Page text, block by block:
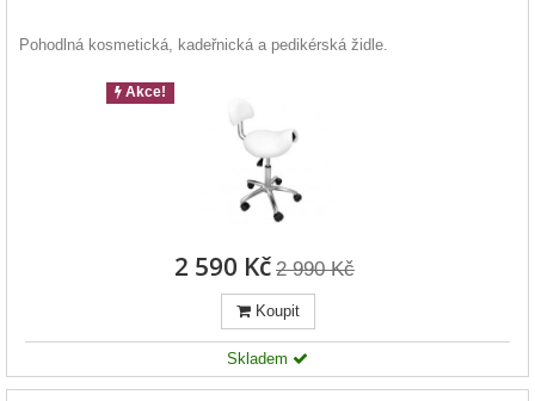
Pohodlná kosmetická, kadeřnická a pedikérská židle.
Akce!
2 590 Kč 2 990 Kč
Koupit
Skladem